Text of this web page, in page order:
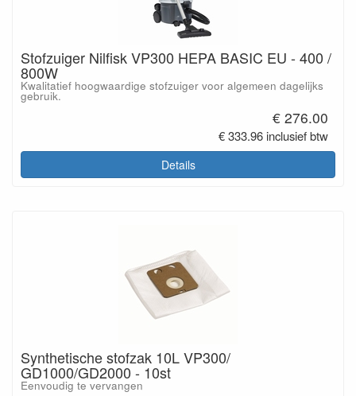
Stofzuiger Nilfisk VP300 HEPA BASIC EU - 400 /
800W
Kwalitatief hoogwaardige stofzuiger voor algemeen dagelijks
gebruik.
€ 276.00
€ 333.96 inclusief btw
Details
Synthetische stofzak 10L VP300/
GD1000/GD2000 - 10st
Eenvoudig te vervangen